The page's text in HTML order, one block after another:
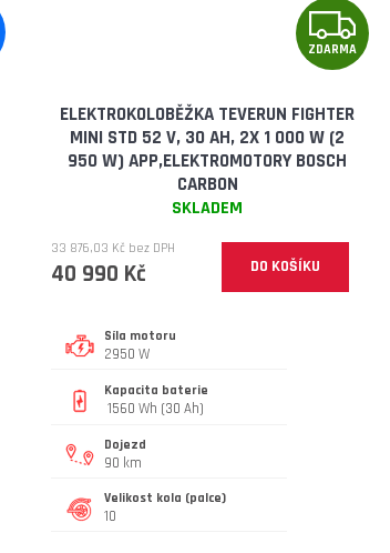
Z
D
A
ZDARMA
ELEKTROKOLOBĚŽKA TEVERUN FIGHTER
MINI STD 52 V, 30 AH, 2X 1 000 W (2
950 W) APP,ELEKTROMOTORY BOSCH
CARBON
SKLADEM
33 876,03 Kč bez DPH
40 990 Kč DO KOŠÍKU
Síla motoru
2950 W
Kapacita baterie
1560 Wh (30 Ah)
Dojezd
90 km
Velikost kola (palce)
10